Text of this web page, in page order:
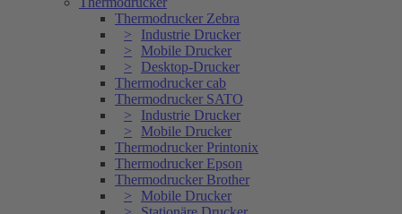
Thermodrucker Zebra
Industrie Drucker
Mobile Drucker
Desktop-Drucker
Thermodrucker cab
Thermodrucker SATO
Industrie Drucker
Mobile Drucker
Thermodrucker Printonix
Thermodrucker Epson
Thermodrucker Brother
Mobile Drucker